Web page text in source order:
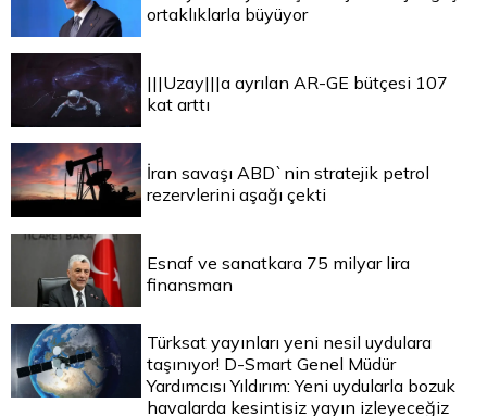
ortaklıklarla büyüyor
|||Uzay|||a ayrılan AR-GE bütçesi 107
kat arttı
İran savaşı ABD`nin stratejik petrol
rezervlerini aşağı çekti
Esnaf ve sanatkara 75 milyar lira
finansman
Türksat yayınları yeni nesil uydulara
taşınıyor! D-Smart Genel Müdür
Yardımcısı Yıldırım: Yeni uydularla bozuk
havalarda kesintisiz yayın izleyeceğiz